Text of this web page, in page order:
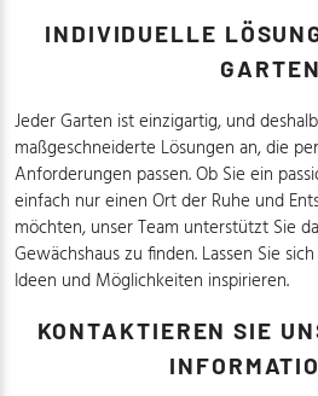
INDIVIDUELLE
GARTEN
Jeder Garten ist einzigartig, und
maßgeschneiderte Lösungen an, die
Anforderungen passen. Ob Sie ein
einfach nur einen Ort der Ruhe und
möchten, unser Team unterstützt Sie
Gewächshaus zu finden. Lassen Sie
Ideen und Möglichkeiten inspirieren.
KONTAKTIEREN SIE